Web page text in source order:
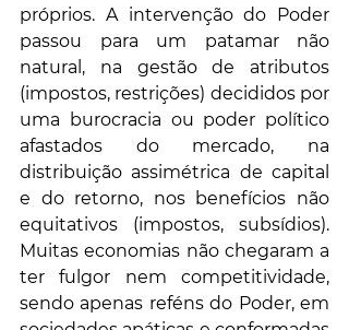
próprios. A intervenção do Poder
passou para um patamar não
natural, na gestão de atributos
(impostos, restrições) decididos por
uma burocracia ou poder político
afastados do mercado, na
distribuição assimétrica de capital
e do retorno, nos benefícios não
equitativos (impostos, subsídios).
Muitas economias não chegaram a
ter fulgor nem competitividade,
sendo apenas reféns do Poder, em